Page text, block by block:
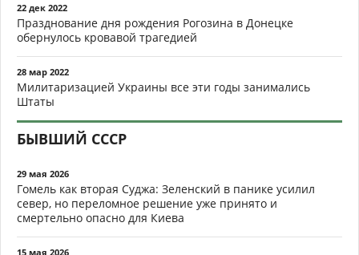
22 дек 2022
Празднование дня рождения Рогозина в Донецке
обернулось кровавой трагедией
28 мар 2022
Милитаризацией Украины все эти годы занимались
Штаты
БЫВШИЙ СССР
29 мая 2026
Гомель как вторая Суджа: Зеленский в панике усилил
север, но переломное решение уже принято и
смертельно опасно для Киева
15 мая 2026